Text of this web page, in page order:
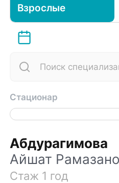
Взрослые
Стационар
Абдурагимова
Айшат
Стаж 1 год